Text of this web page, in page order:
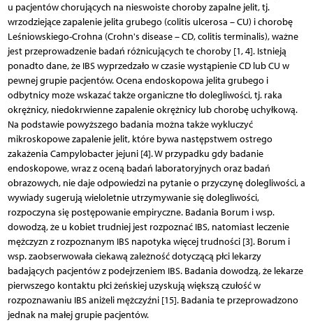
u pacjentów chorujących na nieswoiste choroby zapalne jelit, tj.
wrzodziejące zapalenie jelita grubego (colitis ulcerosa – CU) i chorobę
Leśniowskiego-Crohna (Crohn's disease – CD, colitis terminalis), ważne
jest przeprowadzenie badań różnicujących te choroby [1, 4]. Istnieją
ponadto dane, że IBS wyprzedzało w czasie wystąpienie CD lub CU w
pewnej grupie pacjentów. Ocena endoskopowa jelita grubego i
odbytnicy może wskazać także organiczne tło dolegliwości, tj. raka
okrężnicy, niedokrwienne zapalenie okrężnicy lub chorobę uchyłkową.
Na podstawie powyższego badania można także wykluczyć
mikroskopowe zapalenie jelit, które bywa następstwem ostrego
zakażenia Campylobacter jejuni [4]. W przypadku gdy badanie
endoskopowe, wraz z oceną badań laboratoryjnych oraz badań
obrazowych, nie daje odpowiedzi na pytanie o przyczynę dolegliwości, a
wywiady sugerują wieloletnie utrzymywanie się dolegliwości,
rozpoczyna się postępowanie empiryczne. Badania Borum i wsp.
dowodzą, że u kobiet trudniej jest rozpoznać IBS, natomiast leczenie
mężczyzn z rozpoznanym IBS napotyka więcej trudności [3]. Borum i
wsp. zaobserwowała ciekawą zależność dotyczącą płci lekarzy
badających pacjentów z podejrzeniem IBS. Badania dowodzą, że lekarze
pierwszego kontaktu płci żeńskiej uzyskują większą czułość w
rozpoznawaniu IBS aniżeli mężczyźni [15]. Badania te przeprowadzono
jednak na małej grupie pacjentów.